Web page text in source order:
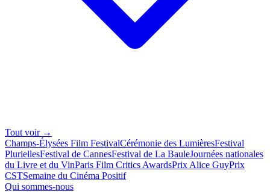
Tout voir →
Champs-Élysées Film FestivalCérémonie des LumièresFestival
PluriellesFestival de CannesFestival de La BauleJournées nationales
du Livre et du VinParis Film Critics AwardsPrix Alice GuyPrix
CSTSemaine du Cinéma Positif
Qui sommes-nous